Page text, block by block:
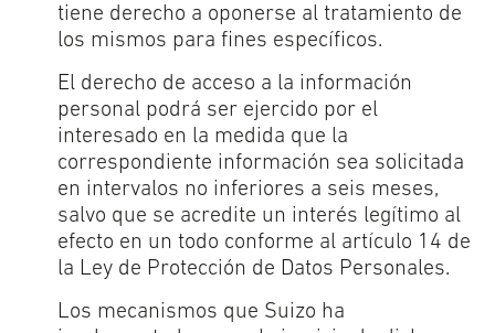
tiene derecho a oponerse al tratamiento de
los mismos para fines específicos.
El derecho de acceso a la información
personal podrá ser ejercido por el
interesado en la medida que la
correspondiente información sea solicitada
en intervalos no inferiores a seis meses,
salvo que se acredite un interés legítimo al
efecto en un todo conforme al artículo 14 de
la Ley de Protección de Datos Personales.
Los mecanismos que Suizo ha